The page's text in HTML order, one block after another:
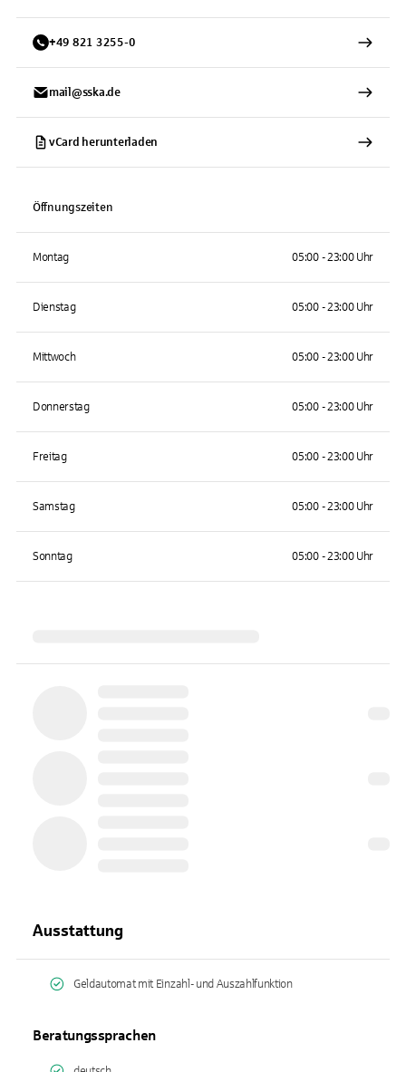
+49 821 3255-0
mail@sska.de
vCard herunterladen
Öffnungszeiten
Montag 05:00 - 23:00 Uhr
Dienstag 05:00 - 23:00 Uhr
Mittwoch 05:00 - 23:00 Uhr
Donnerstag 05:00 - 23:00 Uhr
Freitag 05:00 - 23:00 Uhr
Samstag 05:00 - 23:00 Uhr
Sonntag 05:00 - 23:00 Uhr
Ausstattung
Geldautomat mit Einzahl- und Auszahlfunktion
Beratungssprachen